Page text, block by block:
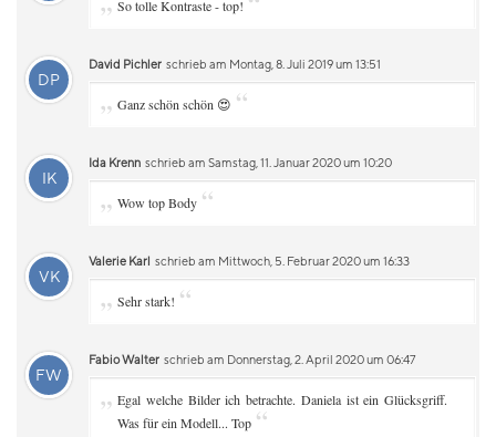
So tolle Kontraste - top!
DP
David Pichler schrieb am Montag, 8. Juli 2019 um 13:51
„ Ganz schön schön 😍 “
IK
Ida Krenn schrieb am Samstag, 11. Januar 2020 um 10:20
„ Wow top Body “
VK
Valerie Karl schrieb am Mittwoch, 5. Februar 2020 um 16:33
„ Sehr stark! “
FW
Fabio Walter schrieb am Donnerstag, 2. April 2020 um 06:47
„ Egal welche Bilder ich betrachte. Daniela ist ein Glücksgriff.
Was für ein Modell... Top “